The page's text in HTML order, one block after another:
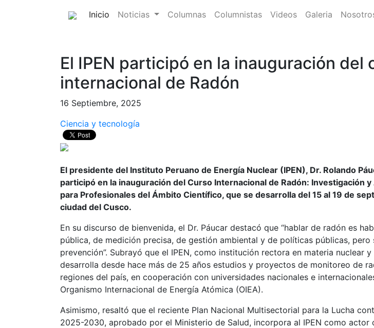
Inicio (current)
Noticias Columnas Columnistas Videos Galeria
El IPEN participó en la inauguración del
internacional de Radón
16 Septiembre, 2025
Ciencia y tecnología
El presidente del Instituto Peruano de Energía Nuclear (IPEN), Dr. Rolando
participó en la inauguración del Curso Internacional de Radón: Investigación
para Profesionales del Ámbito Científico, que se desarrolla del 15 al 19 de
ciudad del Cusco.
En su discurso de bienvenida, el Dr. Páucar destacó que “hablar de radón es
pública, de medición precisa, de gestión ambiental y de políticas públicas,
prevención”. Subrayó que el IPEN, como institución rectora en materia nuclear
desarrolla desde hace más de 25 años estudios y proyectos de monitoreo de
regiones del país, en cooperación con universidades nacionales e
Organismo Internacional de Energía Atómica (OIEA).
Asimismo, resaltó que el reciente Plan Nacional Multisectorial para la Lucha
2025-2030, aprobado por el Ministerio de Salud, incorpora al IPEN como actor